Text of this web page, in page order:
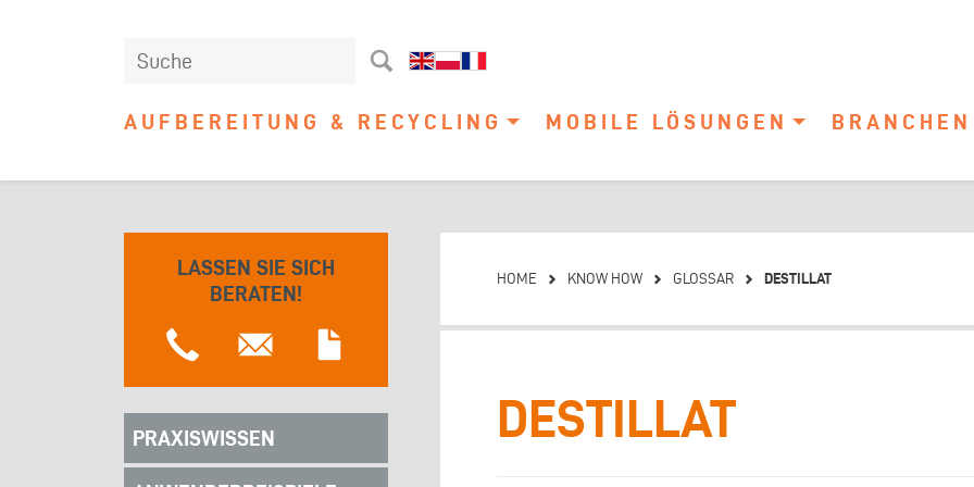
AUFBEREITUNG & RECYCLING MOBILE LÖSUNGEN BRANCHEN
HOME KNOW HOW GLOSSAR DESTILLAT
DESTILLAT
PRAXISWISSEN
LASSEN SIE SICH
BERATEN!